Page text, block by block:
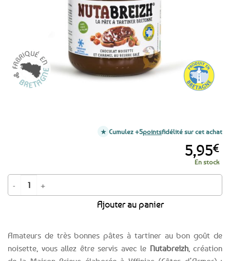
Amateurs de très bonnes pâtes à tartiner au bon goût de
noisette, vous allez être servis avec le Nutabreizh, création
5,95€
En stock
quantité de Pâte à tartiner bretonne Nutabreizh - 200g
Ajouter au panier
Cumulez +5pointsfidélité sur cet achat